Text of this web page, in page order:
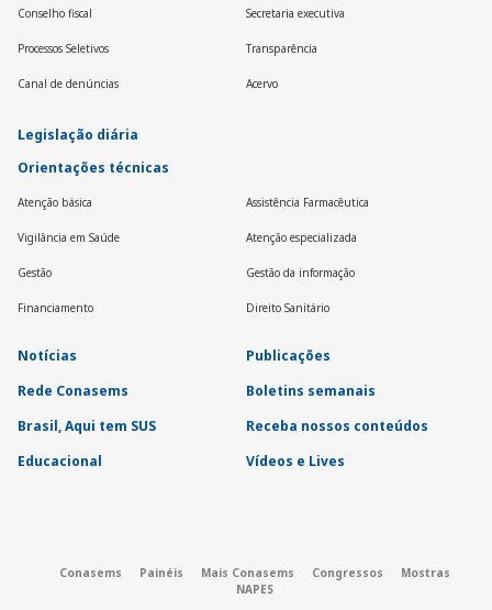
Conselho fiscal Secretaria executiva
Processos Seletivos Transparência
Canal de denúncias Acervo
Legislação diária
Orientações técnicas
Atenção básica Assistência Farmacêutica
Vigilância em Saúde Atenção especializada
Gestão Gestão da informação
Financiamento Direito Sanitário
Notícias
Rede Conasems
Brasil, Aqui tem SUS
Educacional
Publicações
Boletins semanais
Receba nossos conteúdos
Vídeos e Lives
Conasems Painéis Mais Conasems Congressos
Mostras
NAPES